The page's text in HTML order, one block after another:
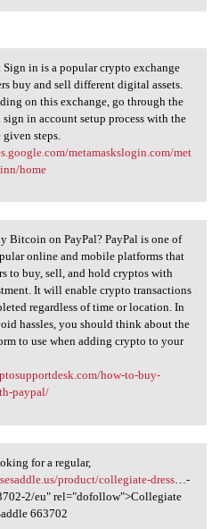
Sign in is a popular
in is a popular crypto exchange
buy and sell different digital assets.
on this exchange, go through the
in account setup process with the
steps.
metamaskslogin.com/met
home
Bitcoin on PayPal?
Bitcoin on PayPal? PayPal is one of
online and mobile platforms that
to buy, sell, and hold cryptos with
It will enable crypto transactions
regardless of time or location. In
hassles, you should think about the
to use when adding crypto to your
how-to-buy-
paypal/
for a regular
for a regular,
product/collegiate-dress…-
2/eu" rel="dofollow">Collegiate
663702